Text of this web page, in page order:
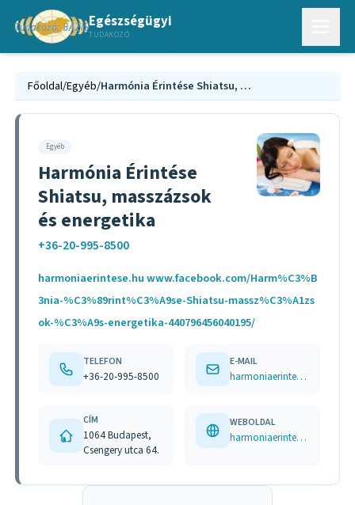
Egészségügyi
TUDAKOZÓ
Főoldal/Egyéb/ Harmónia Érintése Shiatsu, masszázsok és energetika
Egyéb
Harmónia Érintése
Shiatsu, masszázsok
és energetika
+36-20-995-8500
harmoniaerintese.hu www.facebook.com/Harm%C3%B
3nia-%C3%89rint%C3%A9se-Shiatsu-massz%C3%A1zs
ok-%C3%A9s-energetika-440796456040195/
TELEFON
+36-20-995-8500
E-MAIL
harmoniaerintese@gmail.com
CÍM
1064 Budapest,
Csengery utca 64.
WEBOLDAL
harmoniaerintese.hu www.facebook.com/Harm%C3%B3nia-%C3%89rint%C3%A9se-Shiatsu-massz%C3%A1zsok-%C3%A9s-energetika-440796456040195/